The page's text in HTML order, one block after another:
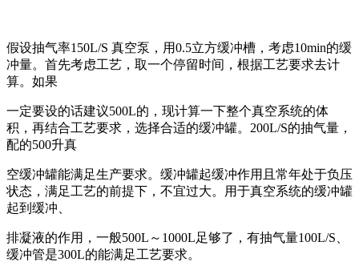
假设抽气率150L/S 真空泵，用0.5立方缓冲槽，考虑10min的缓
冲量。首先考虑工艺，取一个停留时间，根据工艺要求去计
算。如果
一定要设的话建议500L的，现计算一下整个真空系统的体
积，再结合工艺要求，选择合适的缓冲罐。200L/S的抽气量，
配的500升真
空缓冲罐能满足生产要求。缓冲罐起缓冲作用且常年处于负压
状态，满足工艺的前提下，不宜过大。用于真空系统的缓冲罐
起到缓冲、
排凝液的作用，一般500L～1000L足够了，有抽气量100L/S、
缓冲管是300L的能满足工艺要求。